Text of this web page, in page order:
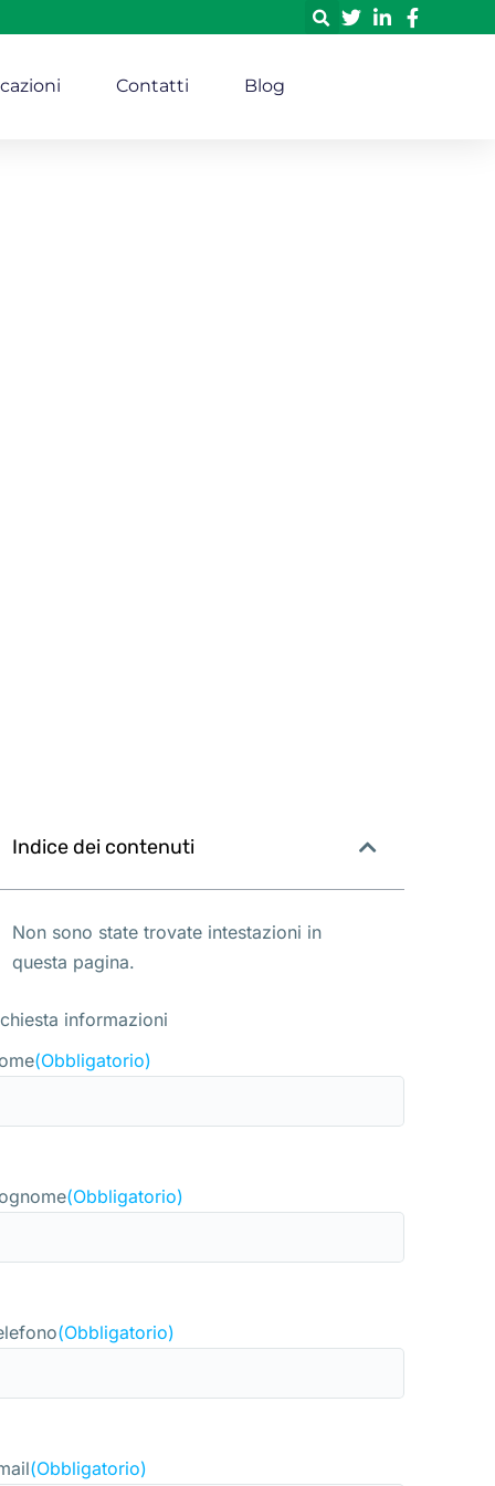
Contatti Blog
Indice dei contenuti
Non sono state trovate intestazioni in
questa pagina.
informazioni
(Obbligatorio)
(Obbligatorio)
(Obbligatorio)
(Obbligatorio)